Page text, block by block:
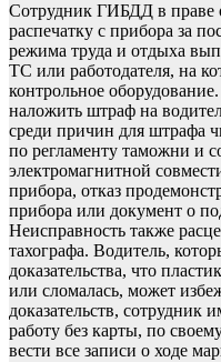
Сотрудник ГИБДД в праве
распечатку с прибора за
режима труда и отдыха
ТС или работодателя, на
контрольное
наложить штраф на
среди причин для штрафа
по регламенту таможни и
электромагнитной
прибора, отказ
прибора или документ о
Неисправность также
тахографа. Водитель,
доказательства, что
или сломалась, может
доказательств, сотрудник
работу без карты, по
вести все записи о ходе